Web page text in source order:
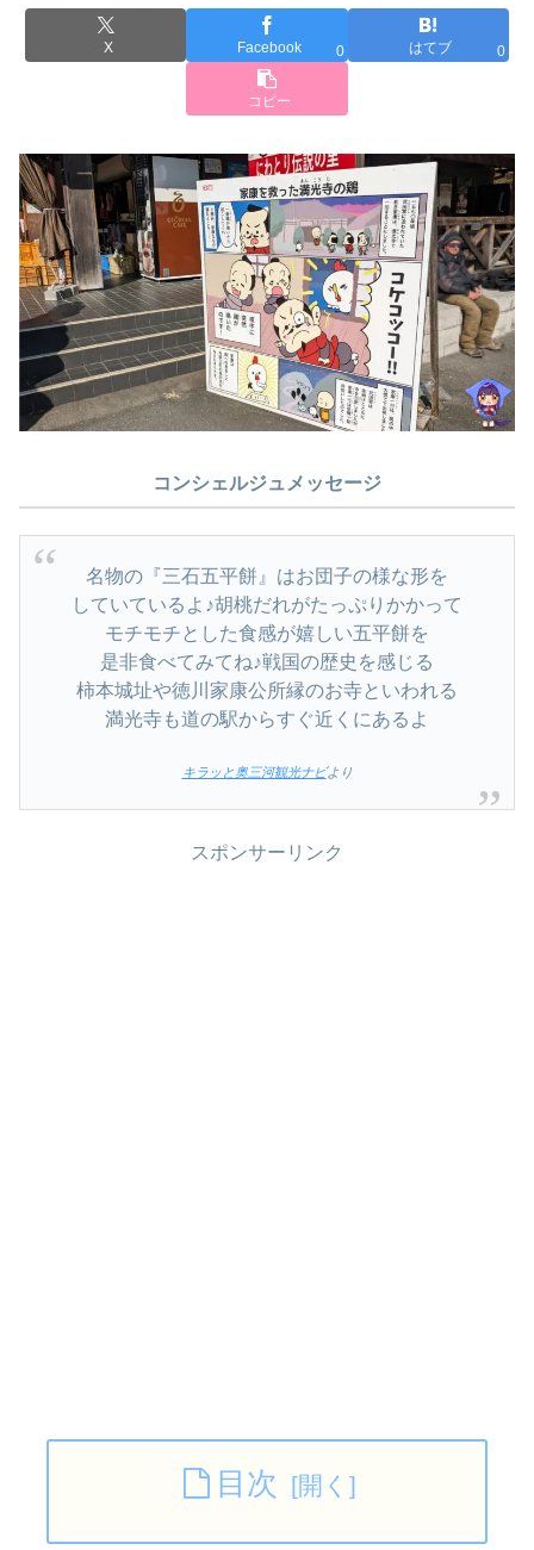
X Facebook 0 はてブ 0
コピー
コンシェルジュメッセージ
名物の『三石五平餅』はお団子の様な形を
していているよ♪胡桃だれがたっぷりかかって
モチモチとした食感が嬉しい五平餅を
是非食べてみてね♪戦国の歴史を感じる
柿本城址や徳川家康公所縁のお寺といわれる
満光寺も道の駅からすぐ近くにあるよ
キラッと奥三河観光ナビより
スポンサーリンク
目次